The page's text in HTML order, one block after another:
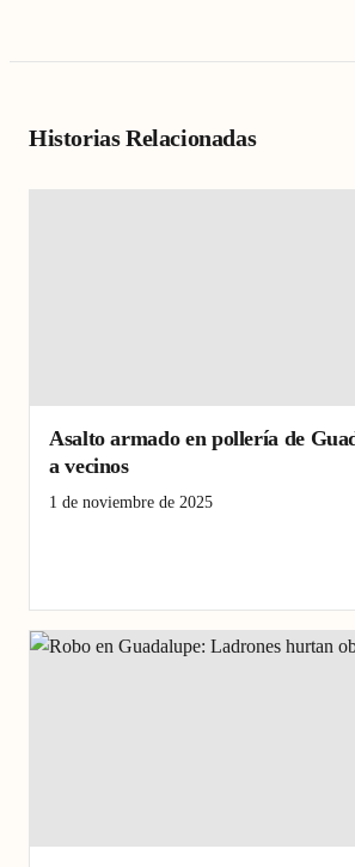
Historias Relacionadas
Asalto armado en pollería de
a vecinos
1 de noviembre de 2025